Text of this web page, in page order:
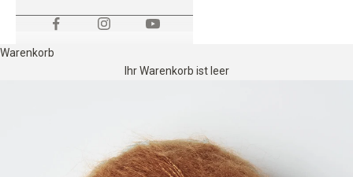
Warenkorb
Ihr Warenkorb ist leer